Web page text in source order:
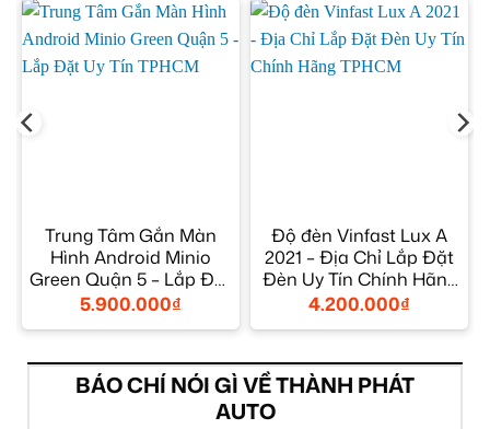
Trung Tâm Gắn Màn
Hình Android Minio
Green Quận 5 – Lắp Đặt
Uy Tín TPHCM
5.900.000₫
Độ đèn Vinfast Lux A
2021 – Địa Chỉ Lắp Đặt
Đèn Uy Tín Chính Hãng
TPHCM
4.200.000₫
BÁO CHÍ NÓI GÌ VỀ THÀNH PHÁT
AUTO